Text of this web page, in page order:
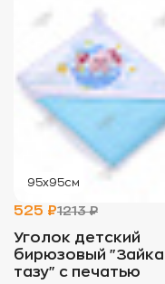
95х95см
525 ₽1213 ₽
Уголок детский
бирюзовый "Зайка
тазу" с печатью